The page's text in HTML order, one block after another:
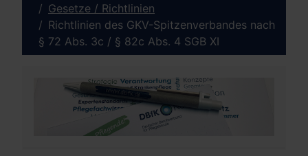
Gesetze / Richtlinien
Richtlinien des GKV-Spitzenverbandes nach
§ 72 Abs. 3c / § 82c Abs. 4 SGB XI